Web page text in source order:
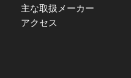
主な取扱メーカー
アクセス